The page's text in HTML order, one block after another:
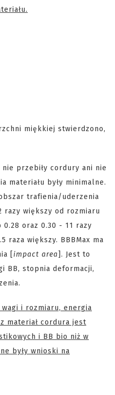
miękkiej stwierdzono,
przebiły cordury ani nie
materiału były minimalne.
trafienia/uderzenia
razy większy od rozmiaru
oraz 0.30 - 11 razy
raza większy. BBBMax ma
[impact area]. Jest to
BB, stopnia deformacji,
i rozmiaru, energia
materiał cordura jest
i BB bio niż w
były wnioski na